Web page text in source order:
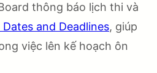
thông báo lịch thi và
Dates and Deadlines, giúp
việc lên kế hoạch ôn